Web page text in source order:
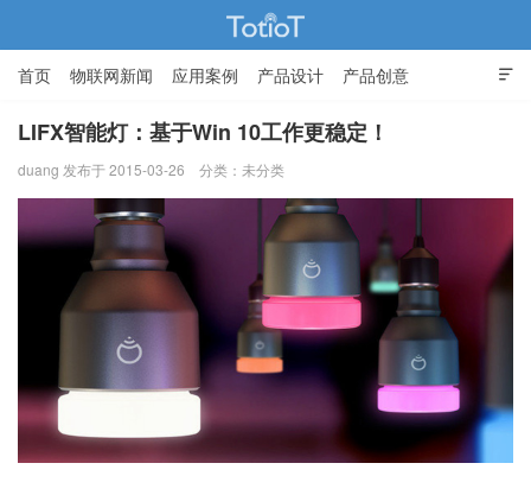
物联网的那些事 - Totiot

首页 物联网新闻 应用案例 产品设计 产品创意
智能家居
LIFX智能灯：基于Win 10工作更稳定！
duang 发布于 2015-03-26 分类：未分类